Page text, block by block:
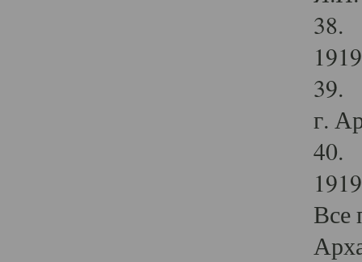
38.
39.
г.
40.
Все